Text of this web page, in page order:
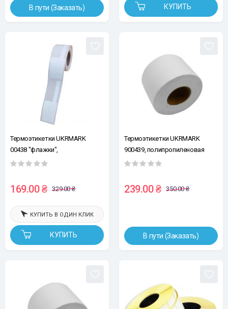
В пути (Заказать) КУПИТЬ
Термоэтикетки UKRMARK
00438 "флажки",
полипропиленовая бумага,
белые
169.00 ₴ 329.00 ₴
КУПИТЬ
КУПИТЬ В ОДИН КЛИК
Термоэтикетки UKRMARK
900439, полипропиленовая
бумага, Ш:50мм х В:70мм, рул:
239.00 ₴ 350.00 ₴
В пути (Заказать)